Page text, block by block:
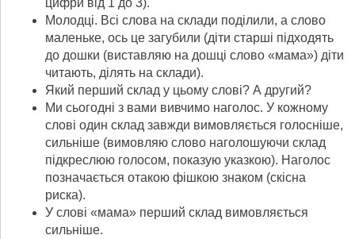
Молодці. Всі слова на склади поділили, а слово
маленьке, ось це загубили (діти старші підходять
до дошки (виставляю на дошці слово «мама») діти
читають, ділять на склади).
Який перший склад у цьому слові? А другий?
Ми сьогодні з вами вивчимо наголос. У кожному
слові один склад завжди вимовляється голосніше,
сильніше (вимовляю слово наголошуючи склад
підкреслюю голосом, показую указкою). Наголос
позначається отакою фішкою знаком (скісна
риска).
У слові «мама» перший склад вимовляється
сильніше.